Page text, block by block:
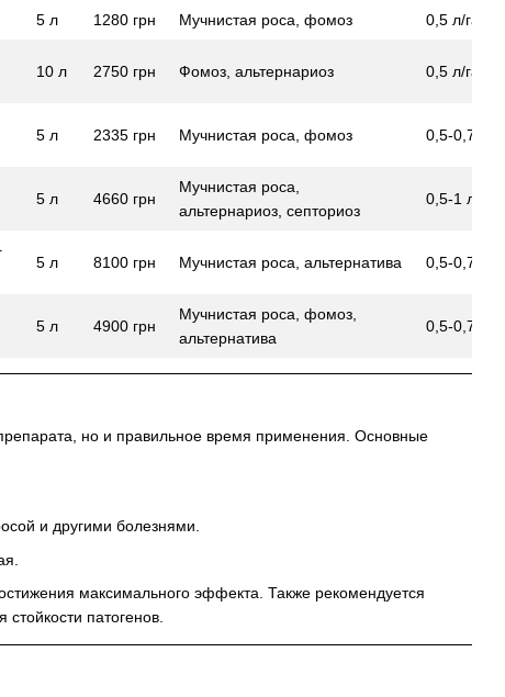
5 л 1280 грн Мучнистая роса, фомоз 0,5 л/га
10 л 2750 грн Фомоз, альтернариоз 0,5 л/га
5 л 2335 грн Мучнистая роса, фомоз 0,5-0,7 л/
5 л 4660 грн
Мучнистая роса,
альтернариоз, септориоз
0,5-1 л/га
5 л 8100 грн Мучнистая роса, альтернатива 0,5-0,75 л/
5 л 4900 грн
Мучнистая роса, фомоз,
альтернатива
0,5-0,7 л/
но и правильное время применения. Основные
и другими болезнями.
максимального эффекта. Также рекомендуется
патогенов.